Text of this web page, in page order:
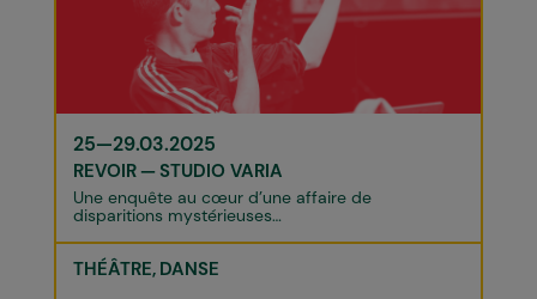
25—29.03.2025
REVOIR STUDIO VARIA
Une enquête au cœur d’une affaire de
disparitions mystérieuses...
THÉÂTRE DANSE